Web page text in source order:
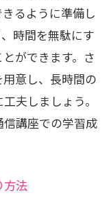
るように準備し
時間を無駄にす
ができます。さ
意し、長時間の
夫しましょう。
講座での学習成
方法